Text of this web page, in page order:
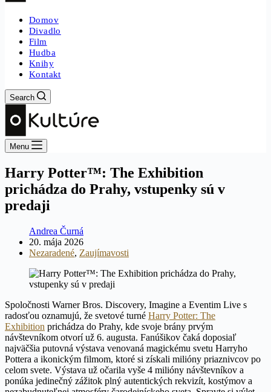
Domov
Divadlo
Film
Hudba
Knihy
Kontakt
Search
Menu
Harry Potter™: The Exhibition
prichádza do Prahy, vstupenky sú v
predaji
Andrea Čurná
20. mája 2026
Nezaradené, Zaujímavosti
Spoločnosti Warner Bros. Discovery, Imagine a Eventim Live s
radosťou oznamujú, že svetové turné Harry Potter: The
Exhibition prichádza do Prahy, kde svoje brány prvým
návštevníkom otvorí už 6. augusta. Fanúšikov čaká doposiaľ
najväčšia putovná výstava venovaná magickému svetu Harryho
Pottera a ikonickým filmom, ktoré si získali milióny priaznivcov po
celom svete. Výstava už očarila vyše 4 milióny návštevníkov a
ponúka jedinečný zážitok plný autentických rekvizít, kostýmov a